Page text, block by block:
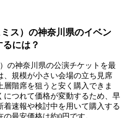
ス）の神奈川県のイベン
るには？
の神奈川県の公演チケットを最
、規模が小さい会場の立ち見席
階席を狙うと安く購入できま
につれて価格が変動するため、早
速報や検討中を用いて購入する
最安価格は約0円です。